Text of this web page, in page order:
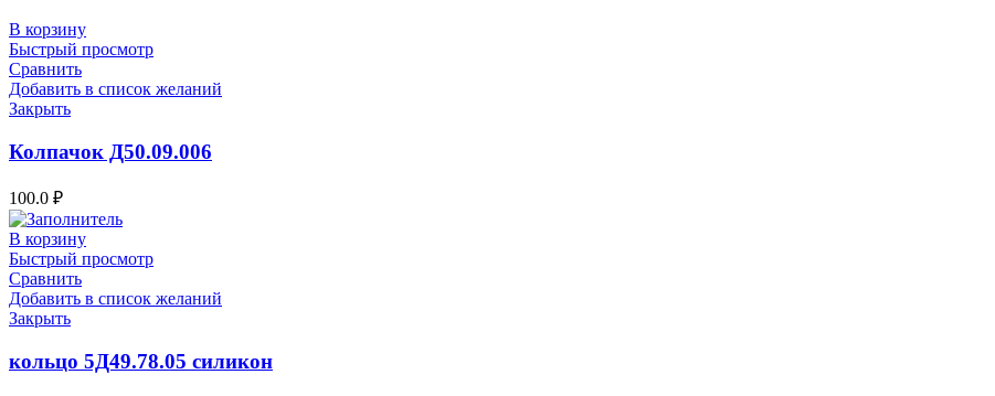
В корзину
Быстрый просмотр
Сравнить
Добавить в список желаний
Закрыть
Колпачок Д50.09.006
100.0 ₽
В корзину
Быстрый просмотр
Сравнить
Добавить в список желаний
Закрыть
кольцо 5Д49.78.05 силикон